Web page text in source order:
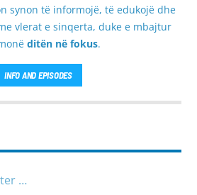
synon të informojë, të edukojë dhe
vlerat e sinqerta, duke e mbajtur
ditën në fokus.
INFO AND EPISODES